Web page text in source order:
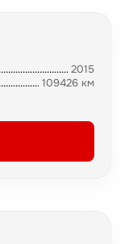
2015
109426 км